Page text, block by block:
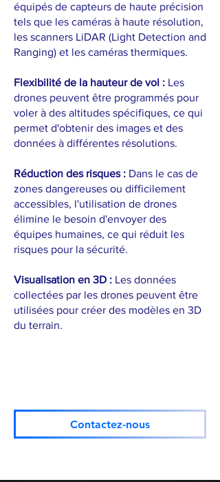
équipés de capteurs de haute précision
tels que les caméras à haute résolution,
les scanners LiDAR (Light Detection and
Ranging) et les caméras thermiques.
Flexibilité de la hauteur de vol : Les
drones peuvent être programmés pour
voler à des altitudes spécifiques, ce qui
permet d'obtenir des images et des
données à différentes résolutions.
Réduction des risques : Dans le cas de
zones dangereuses ou difficilement
accessibles, l'utilisation de drones
élimine le besoin d'envoyer des
équipes humaines, ce qui réduit les
risques pour la sécurité.
Visualisation en 3D : Les données
collectées par les drones peuvent être
utilisées pour créer des modèles en 3D
du terrain.
Contactez-nous